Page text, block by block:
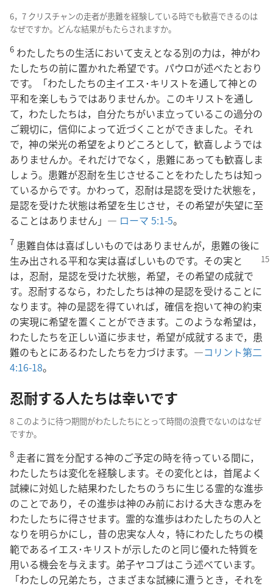
6，7 クリスチャンの走者が患難を経験している時でも歓喜できるのは
なぜですか。どんな結果がもたらされますか。
6 わたしたちの生活において支えとなる別の力は，神がわ
たしたちの前に置かれた希望です。パウロが述べたとおり
です。「わたしたちの主イエス･キリストを通して神との
平和を楽しもうではありませんか。このキリストを通し
て，わたしたちは，自分たちがいま立っているこの過分の
ご親切に，信仰によって近づくことができました。それ
で，神の栄光の希望をよりどころとして，歓喜しようでは
ありませんか。それだけでなく，患難にあっても歓喜しま
しょう。患難が忍耐を生じさせることをわたしたちは知っ
ているからです。かわって，忍耐は是認を受けた状態を，
是認を受けた状態は希望を生じさせ，その希望が失望に至
ることはありません」― ローマ 5:1-5。
7 患難自体は喜ばしいものではありませんが，患難の後に
生み出される平和な実は喜ばしいものです。 その実と
は，忍耐，是認を受けた状態，希望，その希望の成就で
す。忍耐するなら，わたしたちは神の是認を受けることに
なります。神の是認を得ていれば，確信を抱いて神の約束
の実現に希望を置くことができます。このような希望は，
わたしたちを正しい道に歩ませ，希望が成就するまで，患
難のもとにあるわたしたちを力づけます。―コリント第二
4:16-18。
忍耐する人たちは幸いです
8 このように待つ期間がわたしたちにとって時間の浪費でないのはなぜ
ですか。
8 走者に賞を分配する神のご予定の時を待っている間に，
わたしたちは変化を経験します。その変化とは，首尾よく
試練に対処した結果わたしたちのうちに生じる霊的な進歩
のことであり，その進歩は神のみ前における大きな恵みを
わたしたちに得させます。霊的な進歩はわたしたちの人と
なりを明らかにし，昔の忠実な人々，特にわたしたちの模
範であるイエス･キリストが示したのと同じ優れた特質を
用いる機会を与えます。弟子ヤコブはこう述べています。
「わたしの兄弟たち，さまざまな試練に遭うとき，それを